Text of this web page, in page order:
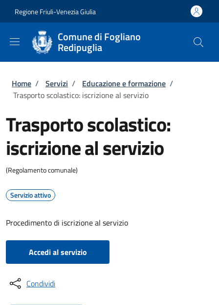
Regione Friuli-Venezia Giulia
Comune di Fogliano
Redipuglia
Briciole di pane
Home / Servizi / Educazione e formazione /
Trasporto scolastico: iscrizione al servizio
Trasporto scolastico:
iscrizione al servizio
(Regolamento comunale)
Servizio attivo
Procedimento di iscrizione al servizio
Accedi al servizio
Condividi